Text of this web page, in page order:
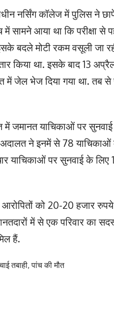
नर्सिंग कॉलेज में पुलिस ने
आया था कि परीक्षा से
बदले मोटी रकम वसूली जा
किया था. इसके बाद 13
में जेल भेज दिया गया था. तब
जमानत याचिकाओं पर सुनवाई
ने इनमें से 78 याचिकाओं
याचिकाओं पर सुनवाई के लिए
को 20-20 हजार
में से एक परिवार का
हैं.
तबाही, पांच की मौत